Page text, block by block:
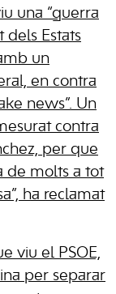
una “guerra
dels Estats
un
en contra
news”. Un
contra
per que
de molts a tot
ha reclamat
viu el PSOE,
per separar